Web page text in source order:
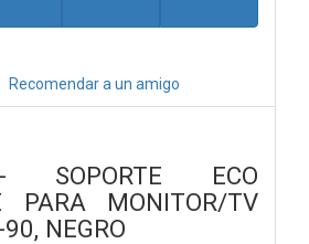
Recomendar a un amigo
SOPORTE ECO
PARA MONITOR/TV
NEGRO